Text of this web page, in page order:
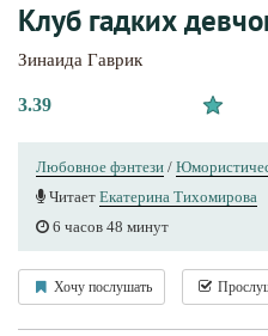
Клуб гадких
Зинаида Гаврик
3.39
Любовное фэнтези /
Читает Екатерина Тихомирова
6 часов 48 минут
Хочу послушать